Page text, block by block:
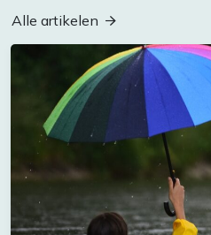
Alle artikelen